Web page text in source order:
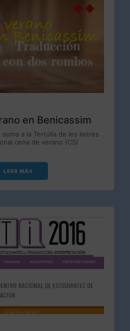
en Benicassim
suma a la Tertúlia de les lletres
cena de verano (CS)
LEER MÁS